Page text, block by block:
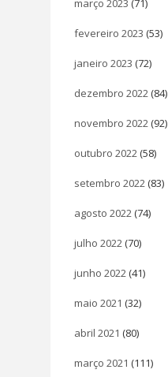
março 2023 (71)
fevereiro 2023 (53)
janeiro 2023 (72)
dezembro 2022 (84)
novembro 2022 (92)
outubro 2022 (58)
setembro 2022 (83)
agosto 2022 (74)
julho 2022 (70)
junho 2022 (41)
maio 2021 (32)
abril 2021 (80)
março 2021 (111)